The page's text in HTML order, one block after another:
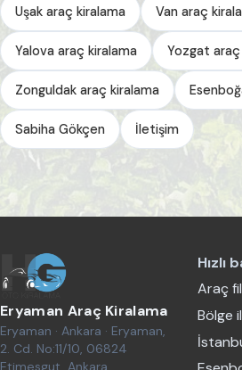
Uşak araç kiralama Van araç
Yalova araç kiralama Yozgat
Zonguldak araç kiralama
Sabiha Gökçen İletişim
Eryaman Araç Kiralama
Eryaman · Ankara · Eryaman,
2. Cd. No:11/10, 06824
Etimesgut, Ankara
Hızlı
Araç
Bölge